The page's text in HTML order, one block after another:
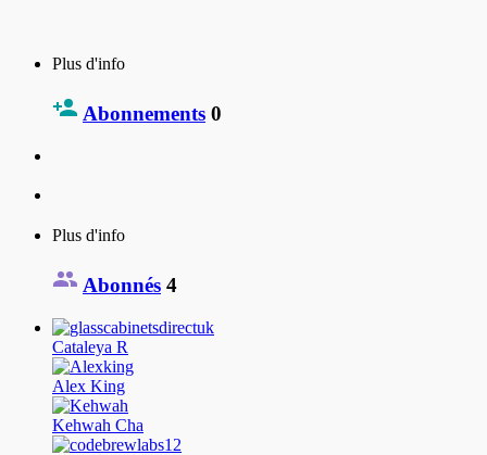
Plus d'info
Abonnements 0
Plus d'info
Abonnés 4
Cataleya R
Alex King
Kehwah Cha